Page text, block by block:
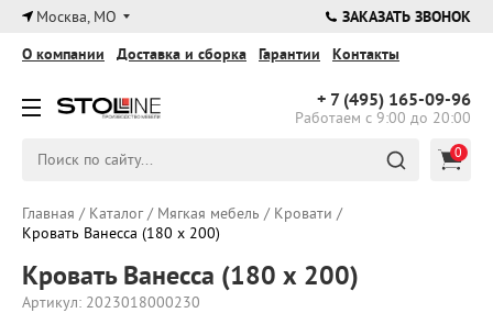
×
Москва, МО ЗАКАЗАТЬ ЗВОНОК
+ 7 (495) 165-09-96
Работаем с 9:00 до 20:00
О компании Доставка и сборка Гарантии Контакты
0
Главная / Каталог/ Мягкая мебель / Кровати /
Кровать Ванесса (180 х 200)
Кровать Ванесса (180 х 200)
Артикул: 2023018000230